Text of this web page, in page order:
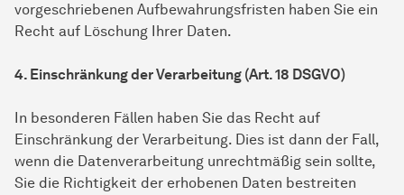
vorgeschriebenen Aufbewahrungsfristen haben Sie ein
Recht auf Löschung Ihrer Daten.
4. Einschränkung der Verarbeitung (Art. 18 DSGVO)
In besonderen Fällen haben Sie das Recht auf
Einschränkung der Verarbeitung. Dies ist dann der Fall,
wenn die Datenverarbeitung unrechtmäßig sein sollte,
Sie die Richtigkeit der erhobenen Daten bestreiten